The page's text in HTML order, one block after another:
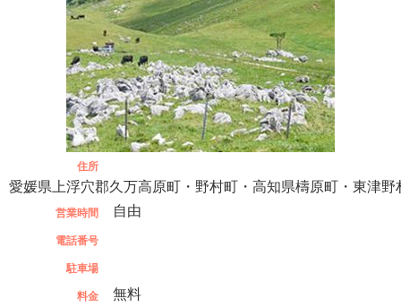
住所
愛媛県上浮穴郡久万高原町・野村町・高知県檮原町・東津野
営業時間 自由
電話番号
駐車場
料金 無料